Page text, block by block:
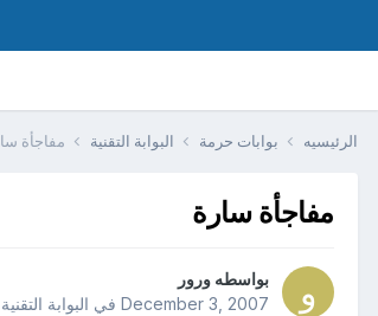
الرئيسيه بوابات حرمة البوابة التقنية مفاجأة
مفاجأة سارة
بواسطه ورور
December 3, 2007 في البوابة التقنية